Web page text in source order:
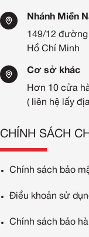
Nhánh Miền
149/12 đường
Hồ Chí Minh
Cơ sở khác
Hơn 10 cửa
( liên hệ lấy
CHÍNH SÁCH
Chính sách bảo
Điều khoản sử
Chính sách bảo